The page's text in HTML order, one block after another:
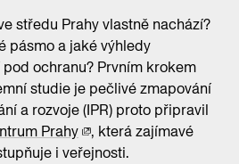
středu Prahy vlastně nachází?
pásmo a jaké výhledy
ochranu? Prvním krokem
studie je pečlivé zmapování
a rozvoje (IPR) proto připravil
Prahy
, která zajímavé
i veřejnosti.